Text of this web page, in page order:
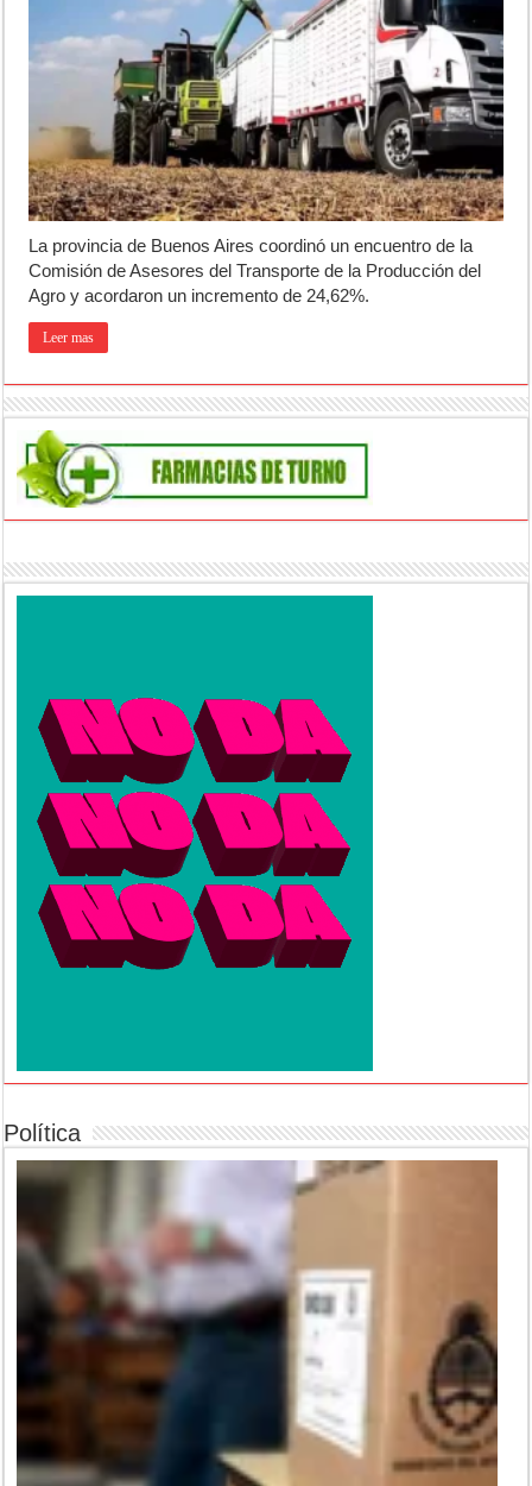
Jubilación en Argentina: qué requisitos exige ANSES para acceder al
Opinión: Buscando una mejor educación ambiental
Cédulas de identidad: residentes uruguayos avanzan con su
La provincia de Buenos Aires coordinó un encuentro de la
Comisión de Asesores del Transporte de la Producción del
Agro y acordaron un incremento de 24,62%.
Leer mas
Política